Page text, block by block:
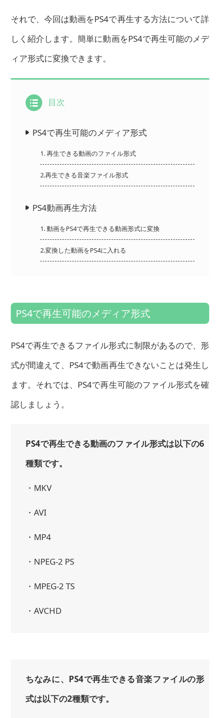
それで、今回は動画をPS4で再生する方法について詳
しく紹介します。簡単に動画をPS4で再生可能のメデ
ィア形式に変換できます。
目次
PS4で再生可能のメディア形式
1. 再生できる動画のファイル形式
2.再生できる音楽ファイル形式
PS4動画再生方法
1. 動画をPS4で再生できる動画形式に変換
2.変換した動画をPS4に入れる
PS4で再生可能のメディア形式
PS4で再生できるファイル形式に制限があるので、形
式が間違えて、PS4で動画再生できないことは発生し
ます。それでは、PS4で再生可能のファイル形式を確
認しましょう。
PS4で再生できる動画のファイル形式は以下の6
種類です。
・MKV
・AVI
・MP4
・NPEG-2 PS
・MPEG-2 TS
・AVCHD
ちなみに、PS4で再生できる音楽ファイルの形
式は以下の2種類です。